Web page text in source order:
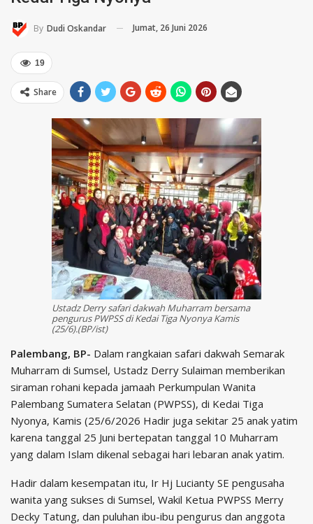
By Dudi Oskandar Jumat, 26 Juni 2026
19
Share
Ustadz Derry safari dakwah Muharram bersama
pengurus PWPSS di Kedai Tiga Nyonya Kamis
(25/6).(BP/ist)
Palembang, BP- Dalam rangkaian safari dakwah Semarak
Muharram di Sumsel, Ustadz Derry Sulaiman memberikan
siraman rohani kepada jamaah Perkumpulan Wanita
Palembang Sumatera Selatan (PWPSS), di Kedai Tiga
Nyonya, Kamis (25/6/2026 Hadir juga sekitar 25 anak yatim
karena tanggal 25 Juni bertepatan tanggal 10 Muharram
yang dalam Islam dikenal sebagai hari lebaran anak yatim.
Hadir dalam kesempatan itu, Ir Hj Lucianty SE pengusaha
wanita yang sukses di Sumsel, Wakil Ketua PWPSS Merry
Decky Tatung, dan puluhan ibu-ibu pengurus dan anggota